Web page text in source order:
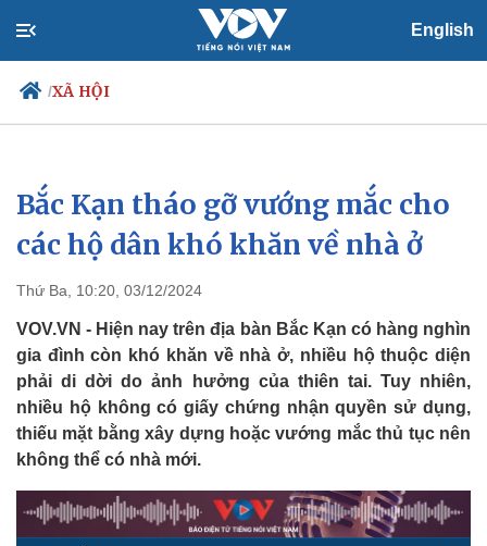
English
/XÃ HỘI
Chính trị
Đảng
Tổ chức nhân sự
Nhận diện sự thật
Xã hội
Tin 24h
Dự báo thời tiết
Việc làm
Biển đảo
Bắc Kạn tháo gỡ vướng mắc cho
các hộ dân khó khăn về nhà ở
Thứ Ba, 10:20, 03/12/2024
VOV.VN - Hiện nay trên địa bàn Bắc Kạn có hàng nghìn
gia đình còn khó khăn về nhà ở, nhiều hộ thuộc diện
phải di dời do ảnh hưởng của thiên tai. Tuy nhiên,
nhiều hộ không có giấy chứng nhận quyền sử dụng,
thiếu mặt bằng xây dựng hoặc vướng mắc thủ tục nên
không thể có nhà mới.